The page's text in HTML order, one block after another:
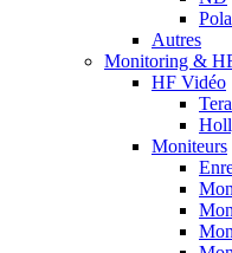
Autres
Monitoring &
HF Vidéo
Moniteurs